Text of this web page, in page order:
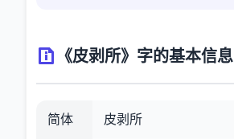
《皮剥所》字的基本信息
简体 皮剥所